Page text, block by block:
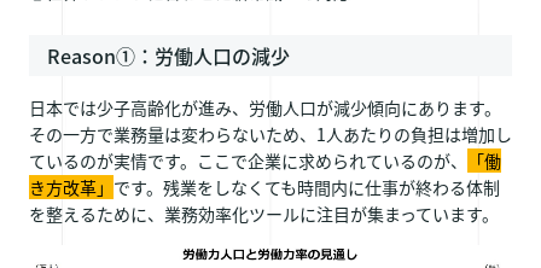
Reason①：労働人口の減少
日本では少子高齢化が進み、労働人口が減少傾向にあります。
その一方で業務量は変わらないため、1人あたりの負担は増加し
ているのが実情です。ここで企業に求められているのが、
「働
き方改革」 です。残業をしなくても時間内に仕事が終わる体制
を整えるために、業務効率化ツールに注目が集まっています。